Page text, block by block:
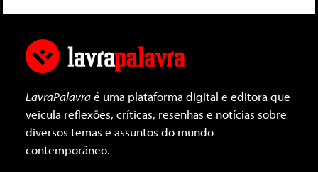
LavraPalavraé uma plataforma digital e editora que
veicula reflexões, críticas, resenhas e notícias sobre
diversos temas e assuntos do mundo
contemporâneo.